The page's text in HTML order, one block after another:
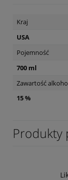
Kraj
USA
Pojemność
700 ml
Zawartość
15 %
Produkty